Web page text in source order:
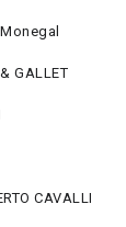
GALLET